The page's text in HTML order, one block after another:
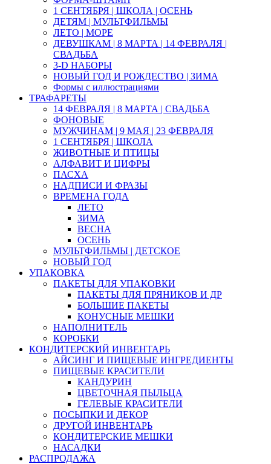
1 СЕНТЯБРЯ | ШКОЛА | ОСЕНЬ
ДЕТЯМ | МУЛЬТФИЛЬМЫ
ЛЕТО | МОРЕ
ДЕВУШКАМ | 8 МАРТА | 14 ФЕВРАЛЯ |
СВАДЬБА
3-D НАБОРЫ
НОВЫЙ ГОД И РОЖДЕСТВО | ЗИМА
Формы с иллюстрациями
ТРАФАРЕТЫ
14 ФЕВРАЛЯ | 8 МАРТА | СВАДЬБА
ФОНОВЫЕ
МУЖЧИНАМ | 9 МАЯ | 23 ФЕВРАЛЯ
1 СЕНТЯБРЯ | ШКОЛА
ЖИВОТНЫЕ И ПТИЦЫ
АЛФАВИТ И ЦИФРЫ
ПАСХА
НАДПИСИ И ФРАЗЫ
ВРЕМЕНА ГОДА
ЛЕТО
ЗИМА
ВЕСНА
ОСЕНЬ
МУЛЬТФИЛЬМЫ | ДЕТСКОЕ
НОВЫЙ ГОД
УПАКОВКА
ПАКЕТЫ ДЛЯ УПАКОВКИ
ПАКЕТЫ ДЛЯ ПРЯНИКОВ И ДР
БОЛЬШИЕ ПАКЕТЫ
КОНУСНЫЕ МЕШКИ
НАПОЛНИТЕЛЬ
КОРОБКИ
КОНДИТЕРСКИЙ ИНВЕНТАРЬ
АЙСИНГ И ПИЩЕВЫЕ ИНГРЕДИЕНТЫ
ПИЩЕВЫЕ КРАСИТЕЛИ
КАНДУРИН
ЦВЕТОЧНАЯ ПЫЛЬЦА
ГЕЛЕВЫЕ КРАСИТЕЛИ
ПОСЫПКИ И ДЕКОР
ДРУГОЙ ИНВЕНТАРЬ
КОНДИТЕРСКИЕ МЕШКИ
НАСАДКИ
РАСПРОДАЖА